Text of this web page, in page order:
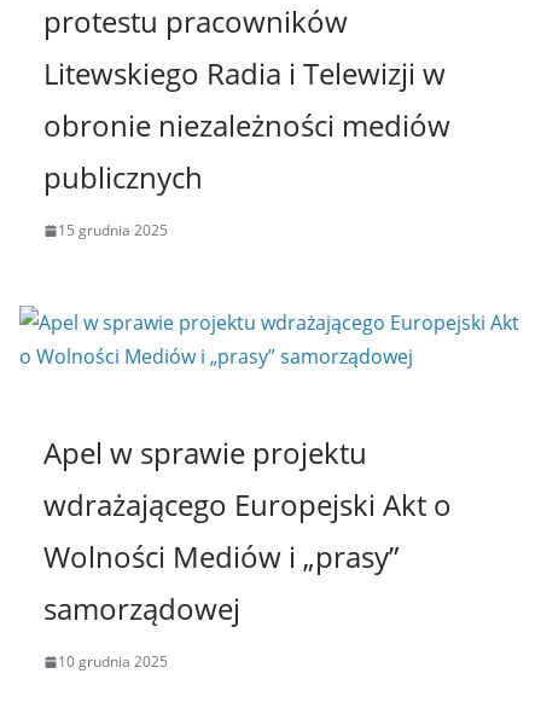
protestu pracowników
Litewskiego Radia i Telewizji w
obronie niezależności mediów
publicznych
15 grudnia 2025
Apel w sprawie projektu
wdrażającego Europejski Akt o
Wolności Mediów i „prasy”
samorządowej
10 grudnia 2025